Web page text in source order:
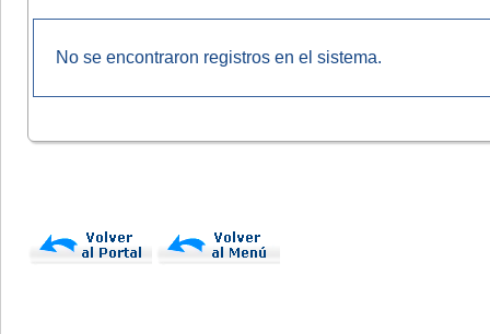
No se encontraron registros en el sistema.